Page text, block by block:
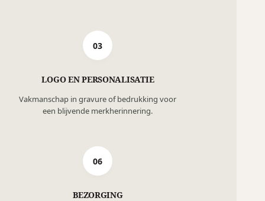
03
LOGO EN PERSONALISATIE
Vakmanschap in gravure of bedrukking voor
een blijvende merkherinnering.
06
BEZORGING